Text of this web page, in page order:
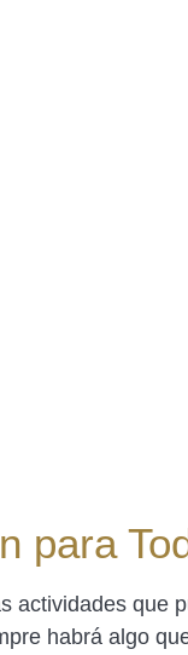
para
actividades que
habrá algo